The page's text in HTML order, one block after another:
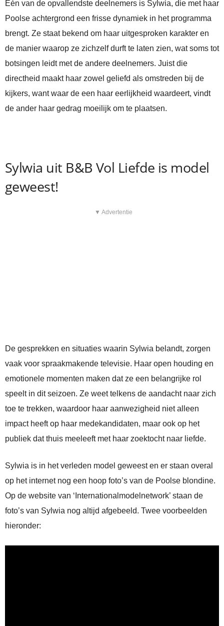
Eén van de opvallendste deelnemers is Sylwia, die met haar
Poolse achtergrond een frisse dynamiek in het programma
brengt. Ze staat bekend om haar uitgesproken karakter en
de manier waarop ze zichzelf durft te laten zien, wat soms tot
botsingen leidt met de andere deelnemers. Juist die
directheid maakt haar zowel geliefd als omstreden bij de
kijkers, want waar de een haar eerlijkheid waardeert, vindt
de ander haar gedrag moeilijk om te plaatsen.
Sylwia uit B&B Vol Liefde is model
geweest!
▼ Advertentie
De gesprekken en situaties waarin Sylwia belandt, zorgen
vaak voor spraakmakende televisie. Haar open houding en
emotionele momenten maken dat ze een belangrijke rol
speelt in dit seizoen. Ze weet telkens de aandacht naar zich
toe te trekken, waardoor haar aanwezigheid niet alleen
impact heeft op haar medekandidaten, maar ook op het
publiek dat thuis meeleeft met haar zoektocht naar liefde.
Sylwia is in het verleden model geweest en er staan overal
op het internet nog een hoop foto’s van de Poolse blondine.
Op de website van ‘Internationalmodelnetwork’ staan de
foto’s van Sylwia nog altijd afgebeeld. Twee voorbeelden
hieronder: